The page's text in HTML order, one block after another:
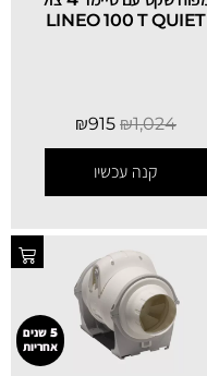
LINEO 100 T QUIET
₪1,024
₪915
קנה עכשיו
5 שנים
אחריות